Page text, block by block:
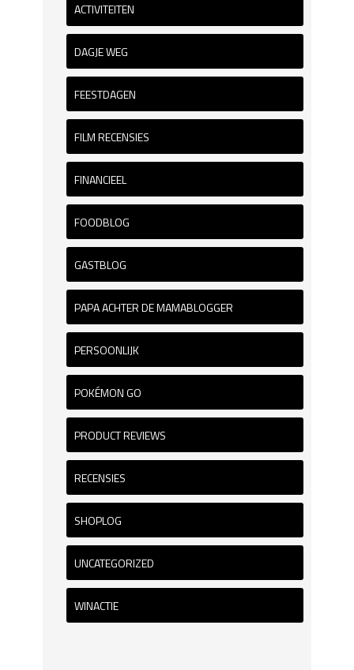
ACTIVITEITEN
DAGJE WEG
FEESTDAGEN
FILM RECENSIES
FINANCIEEL
FOODBLOG
GASTBLOG
PAPA ACHTER DE MAMABLOGGER
PERSOONLIJK
POKÉMON GO
PRODUCT REVIEWS
RECENSIES
SHOPLOG
UNCATEGORIZED
WINACTIE